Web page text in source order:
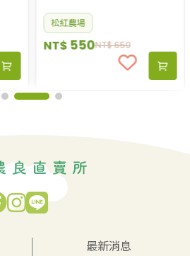
松紅農場
NT$650
NT$ 550
最新消息